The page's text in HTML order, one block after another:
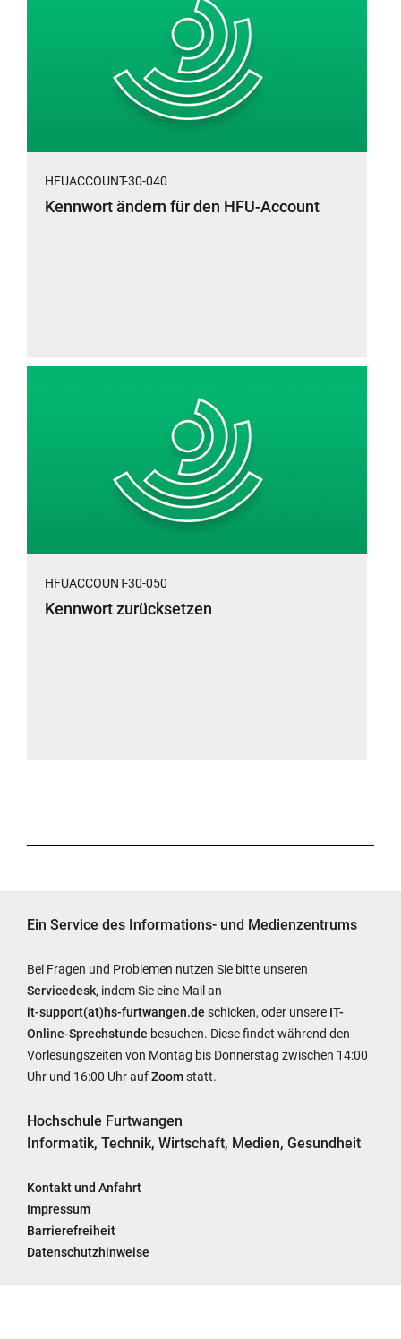
HFUACCOUNT-30-040
Kennwort ändern für den HFU-Account
HFUACCOUNT-30-050
Kennwort zurücksetzen
Ein Service des Informations- und Medienzentrums
Bei Fragen und Problemen nutzen Sie bitte unseren
Servicedesk, indem Sie eine Mail an
it-support(at)hs-furtwangen.de schicken, oder unsere IT-
Online-Sprechstunde besuchen. Diese findet während den
Vorlesungszeiten von Montag bis Donnerstag zwischen 14:00
Uhr und 16:00 Uhr aufZoomstatt.
Hochschule Furtwangen
Informatik, Technik, Wirtschaft, Medien, Gesundheit
Kontakt und Anfahrt
Impressum
Barrierefreiheit
Datenschutzhinweise